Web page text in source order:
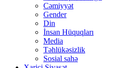
Cəmiyyət
Gender
Din
İnsan Hüquqları
Media
Təhlükəsizlik
Sosial sahə